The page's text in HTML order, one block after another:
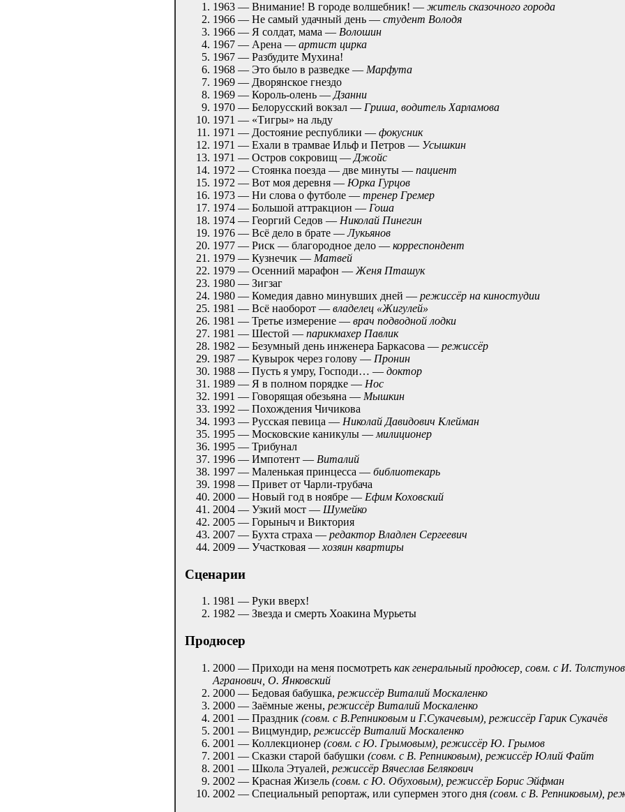
1963 — Внимание! В городе волшебник! — житель сказочного города
1966 — Не самый удачный день — студент Володя
1966 — Я солдат, мама — Волошин
1967 — Арена — артист цирка
1967 — Разбудите Мухина!
1968 — Это было в разведке — Марфута
1969 — Дворянское гнездо
1969 — Король-олень — Дзанни
1970 — Белорусский вокзал — Гриша, водитель Харламова
1971 — «Тигры» на льду
1971 — Достояние республики — фокусник
1971 — Ехали в трамвае Ильф и Петров — Усышкин
1971 — Остров сокровищ — Джойс
1972 — Стоянка поезда — две минуты — пациент
1972 — Вот моя деревня — Юрка Гурцов
1973 — Ни слова о футболе — тренер Гремер
1974 — Большой аттракцион — Гоша
1974 — Георгий Седов — Николай Пинегин
1976 — Всё дело в брате —Лукьянов
1977 — Риск — благородное дело — корреспондент
1979 — Кузнечик — Матвей
1979 — Осенний марафон — Женя Пташук
1980 — Зигзаг
1980 — Комедия давно минувших дней — режиссёр на киностудии
1981 — Всё наоборот — владелец «Жигулей»
1981 — Третье измерение — врач подводной лодки
1981 — Шестой — парикмахер Павлик
1982 — Безумный день инженера Баркасова — режиссёр
1987 — Кувырок через голову — Пронин
1988 — Пусть я умру, Господи… — доктор
1989 — Я в полном порядке — Нос
1991 — Говорящая обезьяна — Мышкин
1992 — Похождения Чичикова
1993 — Русская певица — Николай Давидович Клейман
1995 — Московские каникулы — милиционер
1995 — Трибунал
1996 — Импотент — Виталий
1997 — Маленькая принцесса — библиотекарь
1998 — Привет от Чарли-трубача
2000 — Новый год в ноябре — Ефим Коховский
2004 — Узкий мост — Шумейко
2005 — Горыныч и Виктория
2007 — Бухта страха — редактор Владлен Сергеевич
2009 — Участковая — хозяин квартиры
Сценарии
1981 — Руки вверх!
1982 — Звезда и смерть Хоакина Мурьеты
Продюсер
2000 — Приходи на меня посмотреть как генеральный продюсер, совм. с И.
Агранович, О. Янковский
2000 — Бедовая бабушка, режиссёр Виталий Москаленко
2000 — Заёмные жены, режиссёр Виталий Москаленко
2001 — Праздник (совм. с В.Репниковым и Г.Сукачевым), режиссёр Гарик Сукачёв
2001 — Вицмундир, режиссёр Виталий Москаленко
2001 — Коллекционер (совм. с Ю. Грымовым), режиссёр Ю. Грымов
2001 — Сказки старой бабушки (совм. с В. Репниковым), режиссёр Юлий Файт
2001 — Школа Этуалей, режиссёр Вячеслав Белякович
2002 — Красная Жизель (совм. с Ю. Обуховым), режиссёр Борис Эйфман
2002 — Специальный репортаж, или супермен этого дня (совм. с В. Репниковым),